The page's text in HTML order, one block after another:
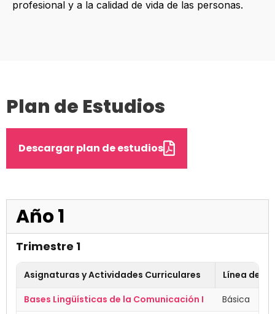
profesional y a la calidad de vida de las personas.
Plan de Estudios
Descargar plan de estudios
Año 1
Trimestre 1
Asignaturas y Actividades Curriculares
Línea de
Bases Lingüísticas de la Comunicación I
Básica